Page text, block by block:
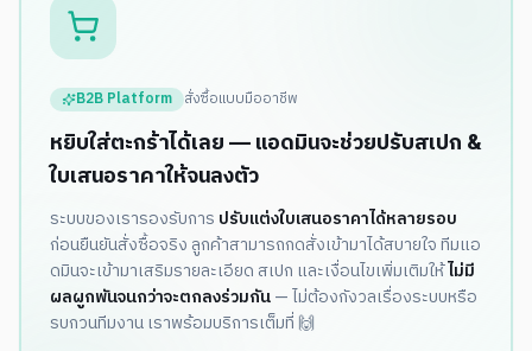
B2B Platform สั่งซื้อแบบมืออาชีพ
หยิบใส่ตะกร้าได้เลย — แอดมินจะช่วยปรับสเปก &
ใบเสนอราคาให้จนลงตัว
ระบบของเรารองรับการ ปรับแต่งใบเสนอราคาได้หลายรอบ
ก่อนยืนยันสั่งซื้อจริง ลูกค้าสามารถกดสั่งเข้ามาได้สบายใจ ทีมแอ
ดมินจะเข้ามาเสริมรายละเอียด สเปก และเงื่อนไขเพิ่มเติมให้ไม่มี
ผลผูกพันจนกว่าจะตกลงร่วมกัน— ไม่ต้องกังวลเรื่องระบบหรือ
รบกวนทีมงาน เราพร้อมบริการเต็มที่ 🙌